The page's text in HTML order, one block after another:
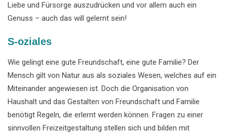
Liebe und Fürsorge auszudrücken und vor allem auch ein
Genuss – auch das will gelernt sein!
S-oziales
Wie gelingt eine gute Freundschaft, eine gute Familie? Der
Mensch gilt von Natur aus als soziales Wesen, welches auf ein
Miteinander angewiesen ist. Doch die Organisation von
Haushalt und das Gestalten von Freundschaft und Familie
benötigt Regeln, die erlernt werden können. Fragen zu einer
sinnvollen Freizeitgestaltung stellen sich und bilden mit